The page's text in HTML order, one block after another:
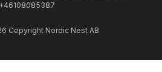
+46108085387
Copyright Nordic Nest AB